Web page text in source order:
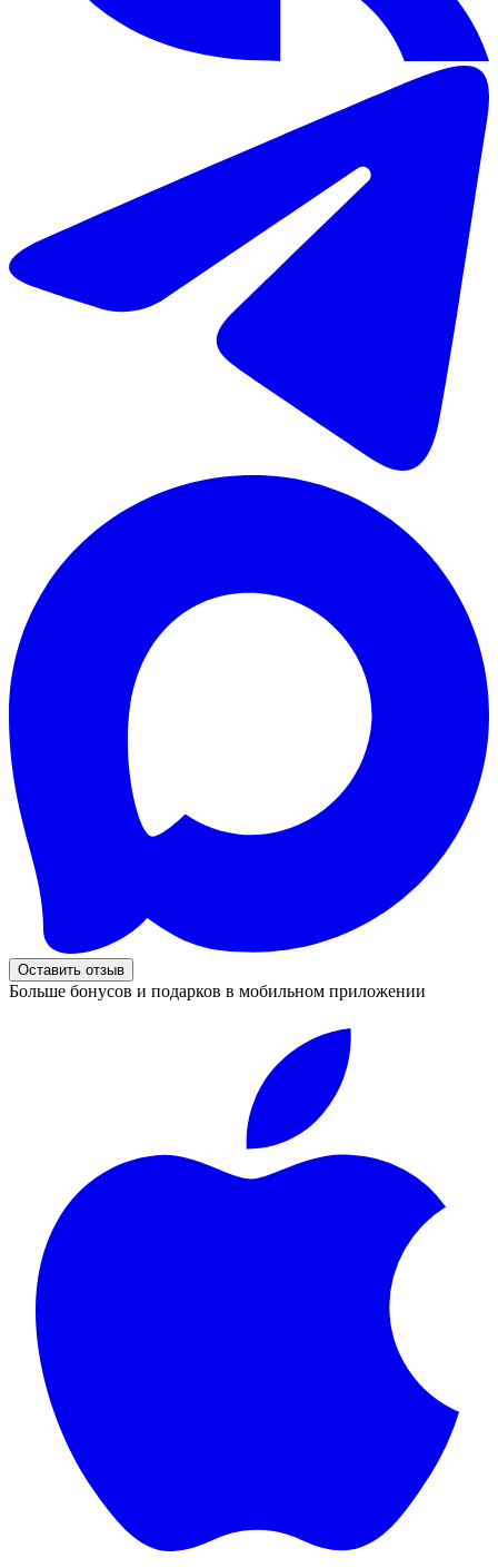
Оставить отзыв
Больше бонусов и подарков в мобильном приложении